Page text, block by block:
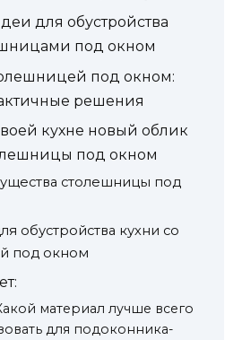
для обустройства
под окном
под окном:
решения
кухне новый облик
под окном
столешницы под
обустройства кухни со
под окном
материал лучше всего
для подоконника-